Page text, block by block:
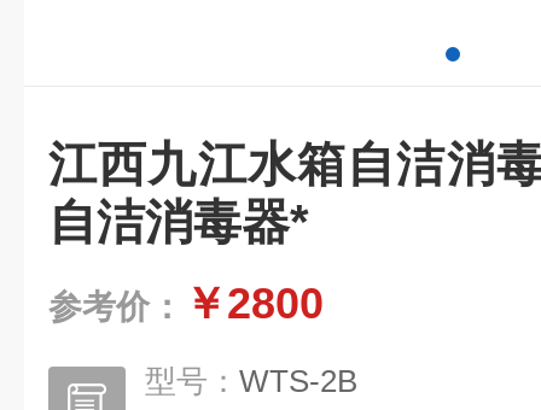
江西九江水箱自洁消
自洁消毒器*
参考价： ￥2800
型号： WTS-2B